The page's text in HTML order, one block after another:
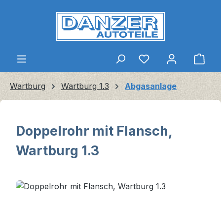
Zum Hauptinhalt springen
Wartburg Wartburg 1.3 Abgasanlage
Doppelrohr mit Flansch,
Wartburg 1.3
Bildergalerie überspringen